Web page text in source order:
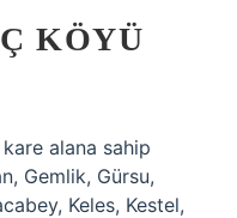
KÖYÜ
alana sahip
Gemlik, Gürsu,
Keles, Kestel,